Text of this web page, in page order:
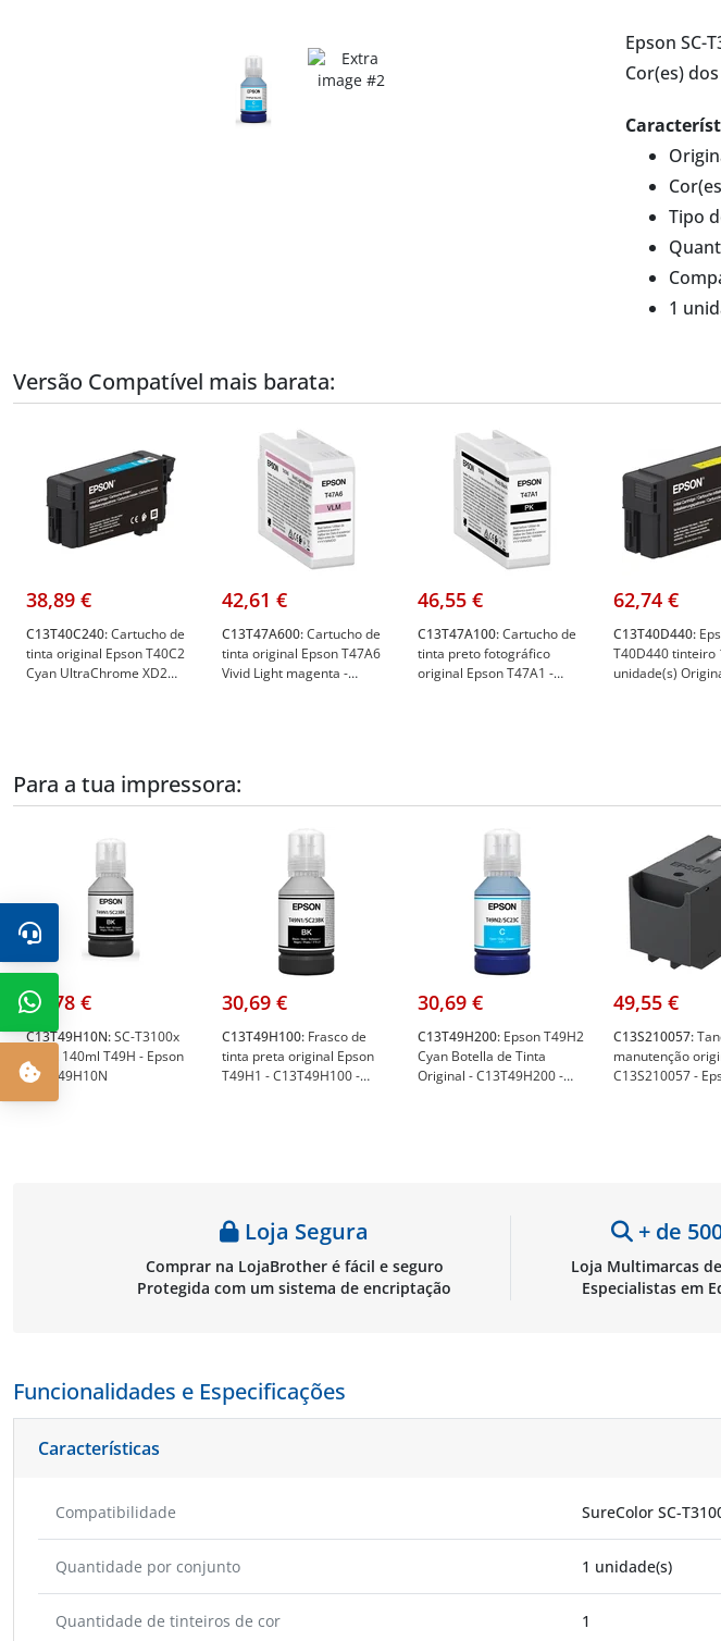
Epson SC-
Cor(es)
Tipo
1
Versão Compatível mais barata:
38,89 €
C13T40C240:Cartucho de
tinta original Epson T40C2
Cyan UltraChrome XD2
42,61 €
C13T47A600:Cartucho de
tinta original Epson T47A6
Vivid Light magenta -
46,55 €
C13T47A100:Cartucho de
tinta preto fotográfico
original Epson T47A1 -
62,74 €
C13T40D440:
T40D440 tinteiro
unidade(s)
Para a tua impressora:
31,78 €
C13T49H10N:SC-T3100x
Black 140ml T49H - Epson
C13T49H10N
30,69 €
C13T49H100: Frasco de
tinta preta original Epson
T49H1 - C13T49H100 -
30,69 €
C13T49H200: Epson T49H2
Cyan Botella de Tinta
Original - C13T49H200 -
49,55 €
C13S210057:
manutenção
C13S210057 -
Loja Segura
Comprar na LojaBrother é fácil e seguro
Protegida com um sistema de encriptação
+ de
Loja Multimarcas
Especialistas em
Funcionalidades e Especificações
Características
Compatibilidade SureColor SC-
Quantidade por conjunto 1 unidade(s)
Quantidade de tinteiros de cor 1